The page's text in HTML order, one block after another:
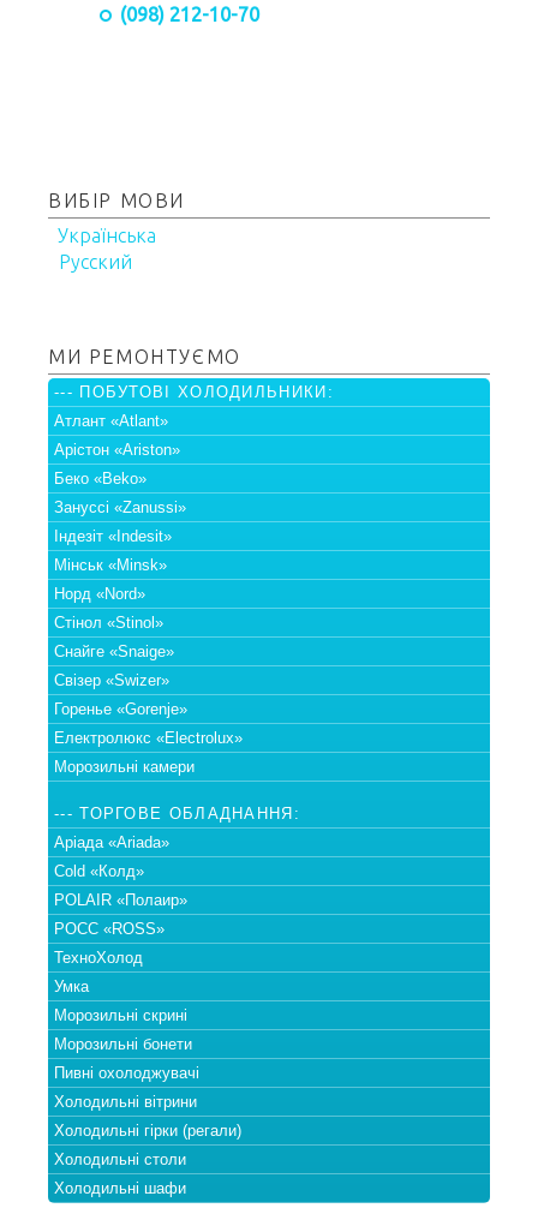
(098) 212-10-70
ВИБІР МОВИ
Українська
Русский
МИ РЕМОНТУЄМО
--- ПОБУТОВІ ХОЛОДИЛЬНИКИ:
Атлант «Atlant»
Арістон «Ariston»
Беко «Beko»
Зануссі «Zanussi»
Індезіт «Indesit»
Мінськ «Minsk»
Норд «Nord»
Стінол «Stinol»
Снайге «Snaige»
Свізер «Swizer»
Горенье «Gorenje»
Електролюкс «Electrolux»
Морозильні камери
--- ТОРГОВЕ ОБЛАДНАННЯ:
Аріада «Ariada»
Cold «Колд»
POLAIR «Полаир»
РОСС «ROSS»
ТехноХолод
Умка
Морозильні скрині
Морозильні бонети
Пивні охолоджувачі
Холодильні вітрини
Холодильні гірки (регали)
Холодильні столи
Холодильні шафи